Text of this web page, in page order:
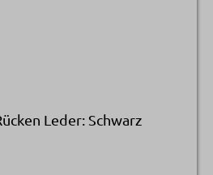
Leder: Schwarz